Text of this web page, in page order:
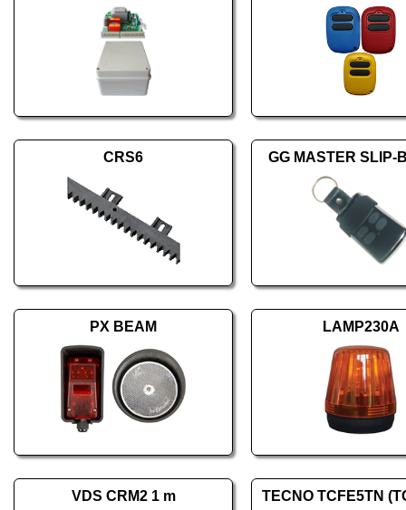
CRS6 GG MASTER SLIP-
PX BEAM LAMP230A
VDS CRM2 1 m TECNO TCFE5TN